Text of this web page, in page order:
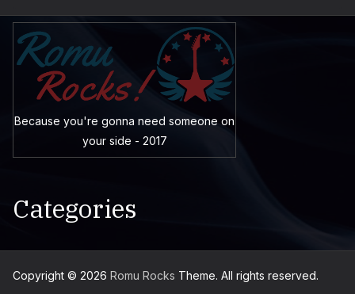
Because you're gonna need someone on
your side - 2017
Categories
Copyright © 2026 Romu Rocks Theme. All rights reserved.